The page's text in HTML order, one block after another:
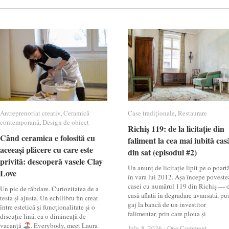
Antreprenoriat creativ,Ceramică
contemporană,Design de obiect
Când ceramica e folosită cu
aceeași plăcere cu care este
privită: descoperă vasele Clay
Love
Un pic de răbdare. Curiozitatea de a
testa și ajusta. Un echilibru fin creat
între estetică și funcționalitate și o
discuție lină, ca o dimineață de
vacanță
. Everybody, meet Laura
Antreprenoriat creativ Ceramică
contemporană Design de obiect
Când ceramica e folosită cu
aceeași plăcere cu care este
privită: descoperă vasele Clay
Love
Case tradiționale,Restaurare
Richiș 119: de la licitație din
faliment la cea mai iubită
din sat (episodul #2)
Un anunț de licitație lipit pe o
în vara lui 2012. Așa începe
casei cu numărul 119 din Richiș —
casă aflată în degradare avansată,
gaj la bancă de un investitor
falimentar, prin care ploua și
Case tradiționale Restaurare
Richiș 119: de la licitație din
faliment la cea mai iubită
din sat (episodul #2)